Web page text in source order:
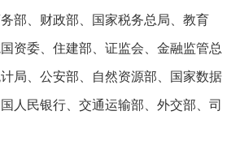
部、财政部、国家税务总局、教育
资委、住建部、证监会、金融监管总
局、公安部、自然资源部、国家数据
人民银行、交通运输部、外交部、司